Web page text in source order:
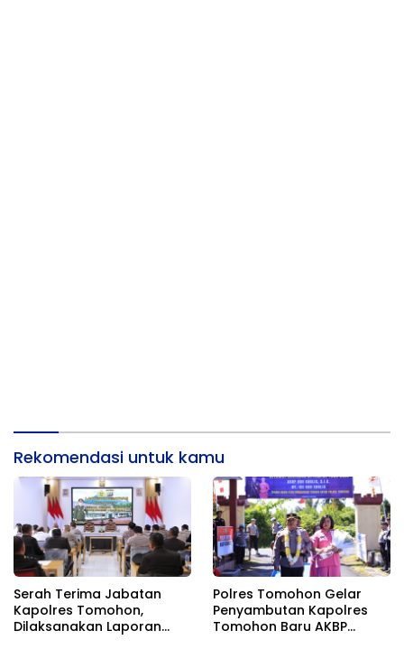
Rekomendasi untuk kamu
Serah Terima Jabatan
Kapolres Tomohon,
Dilaksanakan Laporan
Polres Tomohon Gelar
Penyambutan Kapolres
Tomohon Baru AKBP